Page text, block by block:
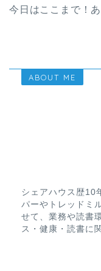
今日はここまで！
ABOUT ME
シェアハウス歴10
パーやトレッドミ
せて、業務や読書
ス・健康・読書に